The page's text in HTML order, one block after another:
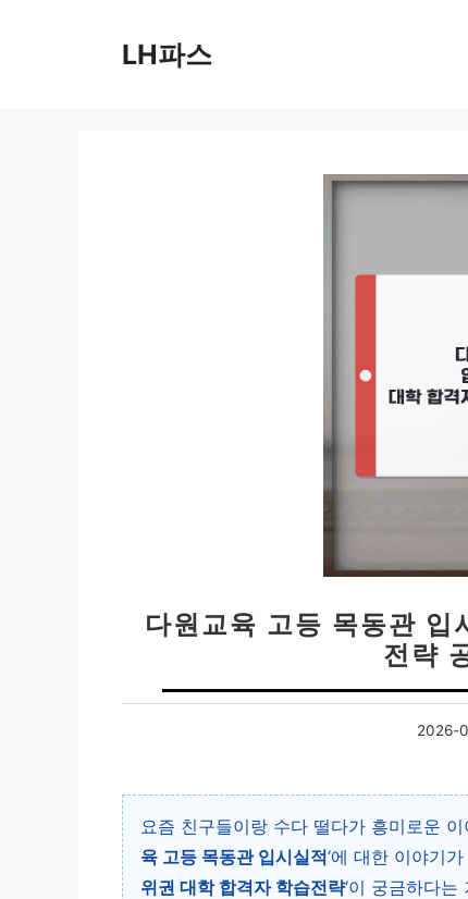
LH파스
다원교육 고등 목동관
전략
2026-
요즘 친구들이랑 수다 떨다가 흥미로운
육 고등 목동관 입시실적‘에 대한 이야기
위권 대학 합격자 학습전략‘이 궁금하다